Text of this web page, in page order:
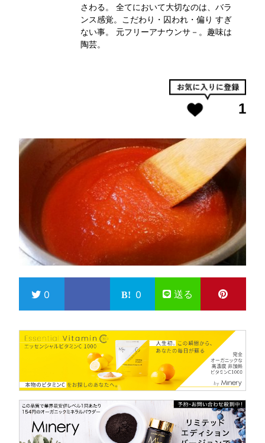
さわる。 全てにおいて大切なのは、バラ
ンス感覚。こだわり・囚われ・偏り すぎ
ない事。 元フリーアナウンサ－。趣味は
陶芸。
1
0 0 送る